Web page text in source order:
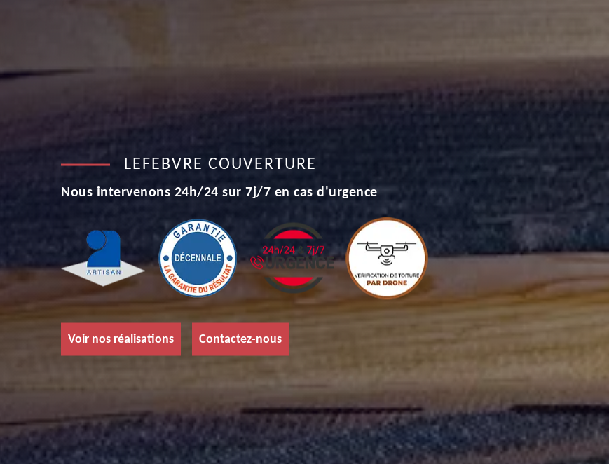
LEFEBVRE COUVERTURE
Nous intervenons 24h/24 sur 7j/7 en cas d'urgence
Voir nos réalisations Contactez-nous